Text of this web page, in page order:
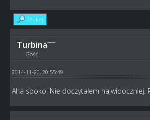
Szukaj
Turbina
Gość
2014-11-20, 20:55:49
Aha spoko. Nie doczytałem najwidoczniej.